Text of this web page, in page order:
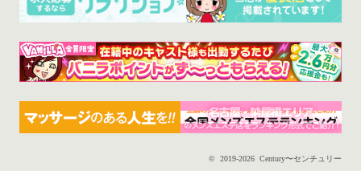
© 2019-2026 Century〜センチュリー